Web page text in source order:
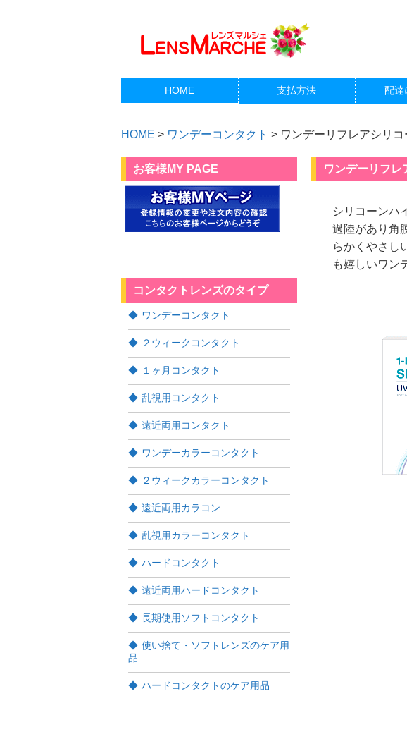
HOME 支払方法 配達
HOME > ワンデーコンタクト > ワンデーリフレアシリ
ワンデーリフレ
シリコーンハ
過陸があり角
らかくやさし
も嬉しいワン
お客様MY PAGE
コンタクトレンズのタイプ
ワンデーコンタクト
２ウィークコンタクト
１ヶ月コンタクト
乱視用コンタクト
遠近両用コンタクト
ワンデーカラーコンタクト
２ウィークカラーコンタクト
遠近両用カラコン
乱視用カラーコンタクト
ハードコンタクト
遠近両用ハードコンタクト
長期使用ソフトコンタクト
使い捨て・ソフトレンズのケア用
品
ハードコンタクトのケア用品